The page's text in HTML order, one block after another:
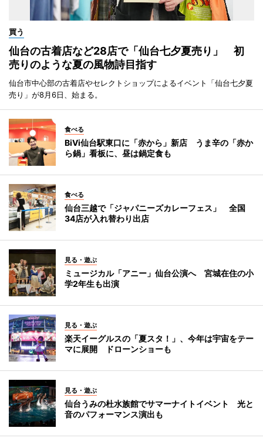
買う
仙台の古着店など28店で「仙台七夕夏売り」 初
売りのような夏の風物詩目指す
仙台市中心部の古着店やセレクトショップによるイベント「仙台七夕夏
売り」が8月6日、始まる。
食べる
BiVi仙台駅東口に「赤から」新店 うま辛の「赤か
ら鍋」看板に、昼は鍋定食も
食べる
仙台三越で「ジャパニーズカレーフェス」 全国
34店が入れ替わり出店
見る・遊ぶ
ミュージカル「アニー」仙台公演へ 宮城在住の小
学2年生も出演
見る・遊ぶ
楽天イーグルスの「夏スタ！」、今年は宇宙をテー
マに展開 ドローンショーも
見る・遊ぶ
仙台うみの杜水族館でサマーナイトイベント 光と
音のパフォーマンス演出も